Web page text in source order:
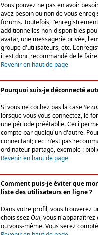
Vous pouvez ne pas en avoir
avez besoin ou non de vous
forums. Toutefois,
additionnelles non-disponibles
avatar, une messagerie privée,
groupe d'utilisateurs, etc.
il est donc recommandé de le faire.
Revenir en haut de page
Pourquoi suis-je déconnecté
Si vous ne cochez pas la caseSe
lorsque vous vous connectez, le
une période préétablie. Ceci
compte par quelqu'un d'autre.
connectant; ceci n'est pas
ordinateur partagé, exemple :
Revenir en haut de page
Comment puis-je éviter que
liste des utilisateurs en ligne ?
Dans votre profil, vous trouverez
choisissezOui, vous n'apparaîtrez
ou vous-même. Vous serez